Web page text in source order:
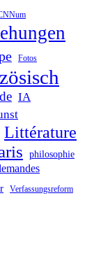
Fotos
IA
Littérature
philosophie
Verfassungsreform